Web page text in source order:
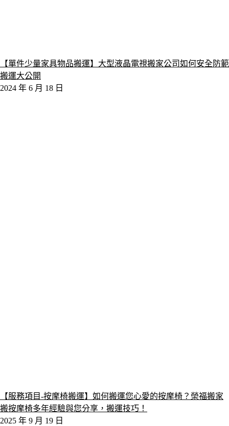
【單件少量家具物品搬運】大型液晶電視搬家公司如何安全防範
搬運大公開
2024 年 6 月 18 日
【服務項目-按摩椅搬運】如何搬運您心愛的按摩椅？榮福搬家
搬按摩椅多年經驗與您分享，搬運技巧！
2025 年 9 月 19 日